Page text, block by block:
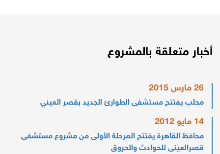
أخبار متعلقة بالمشروع
26 مارس 2015
محلب يفتتح مستشفى الطوارئ الجديد بقصر العيني
14 مايو 2012
محافظ القاهرة يفتتح المرحلة الأولى من مشروع مستشفى
قصرالعينى للحوادث والحروق